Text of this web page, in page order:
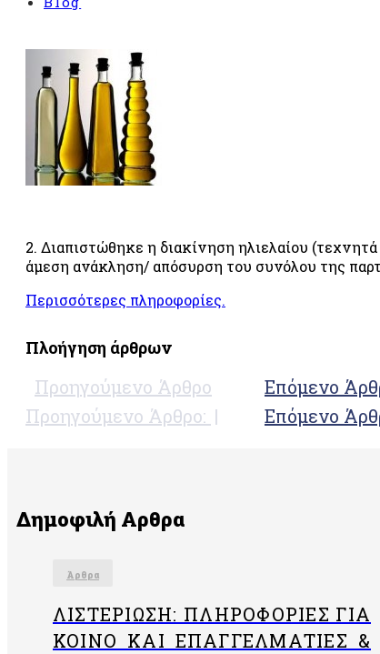
2»
υγείας και της
«ISO 45001»
των
Council®)
της δωροδοκίας
2. Διαπιστώθηκε η διακίνηση ηλιελαίου
άμεση ανάκληση/ απόσυρση του συνόλου της
Περισσότερες πληροφορίες.
Πλοήγηση άρθρων
Προηγούμενο Άρθρο
Προηγούμενο Άρθρο:
Επόμενο
Επόμενο
Δημοφιλή Αρθρα
Άρθρα
ΛΙΣΤΕΡΊΩΣΗ: ΠΛΗΡΟΦΟΡΊΕΣ ΓΙΑ
ΚΟΙΝΌ ΚΑΙ ΕΠΑΓΓΕΛΜΑΤΊΕΣ &